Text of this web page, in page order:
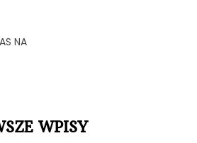
NA
WPISY